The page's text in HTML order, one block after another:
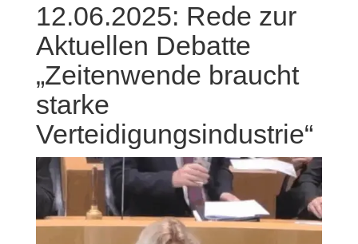
12.06.2025: Rede zur
Aktuellen Debatte
„Zeitenwende braucht
starke
Verteidigungsindustrie“